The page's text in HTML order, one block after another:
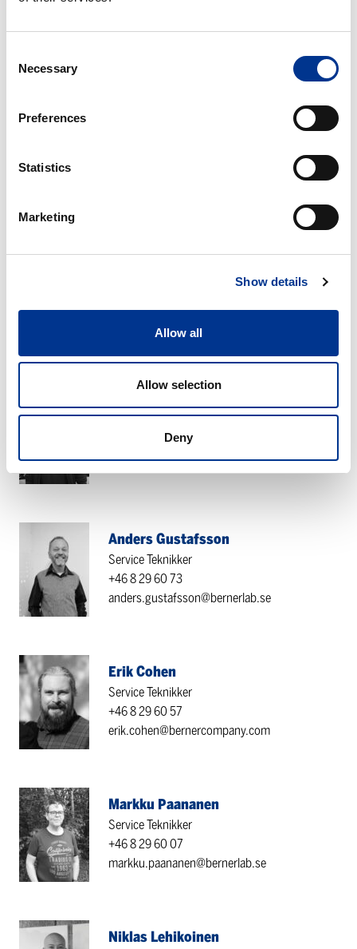
Selection
Necessary
Preferences
Statistics
Marketing
Show details
Allow all
Allow selection
Deny
Servicesjef
Aboubakar Coulibaly
+47 40 31 64 43
aboubakar.coulibaly@bernerlab.no
Petter Jøntvedt
+47 41 19 10 33
petter.jontvedt@bernerlab.no
Anders Gustafsson
Service Teknikker
+46 8 29 60 73
anders.gustafsson@bernerlab.se
Erik Cohen
Service Teknikker
+46 8 29 60 57
erik.cohen@bernercompany.com
Markku Paananen
Service Teknikker
+46 8 29 60 07
markku.paananen@bernerlab.se
Niklas Lehikoinen